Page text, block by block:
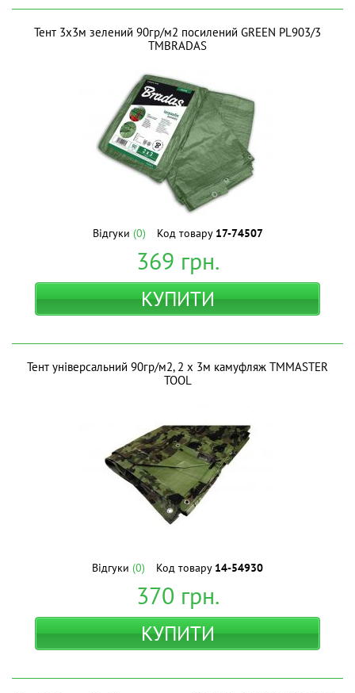
Тент 3х3м зелений 90гр/м2 посилений GREEN PL903/3
ТМBRADAS
Відгуки (0) Код товару 17-74507
369 грн.
КУПИТИ
Тент універсальний 90гр/м2, 2 х 3м камуфляж ТМMASTER
TOOL
Відгуки (0) Код товару 14-54930
370 грн.
КУПИТИ